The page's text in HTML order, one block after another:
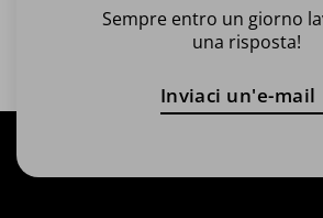
Sempre entro un giorno
una risposta!
Inviaci un'e-mail